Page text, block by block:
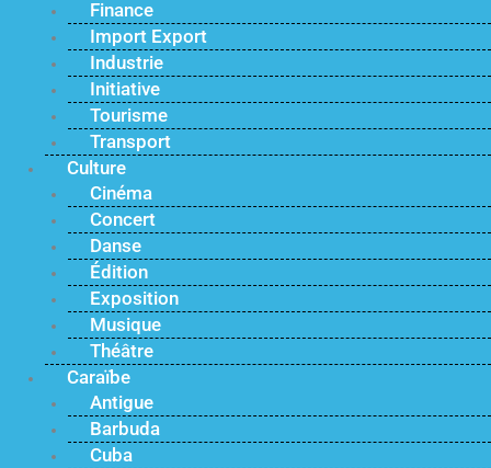
Finance
Import Export
Industrie
Initiative
Tourisme
Transport
Culture
Cinéma
Concert
Danse
Édition
Exposition
Musique
Théâtre
Caraïbe
Antigue
Barbuda
Cuba